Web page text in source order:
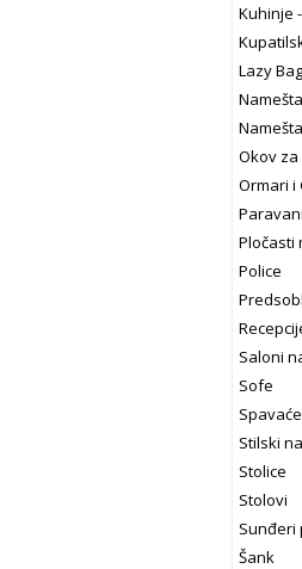
Kuhinje
Lazy Bag
Okov
Ormari i
Pločasti
Police
Saloni
Sofe
Stilski
Stolice
Stolovi
Sunđeri
Šank